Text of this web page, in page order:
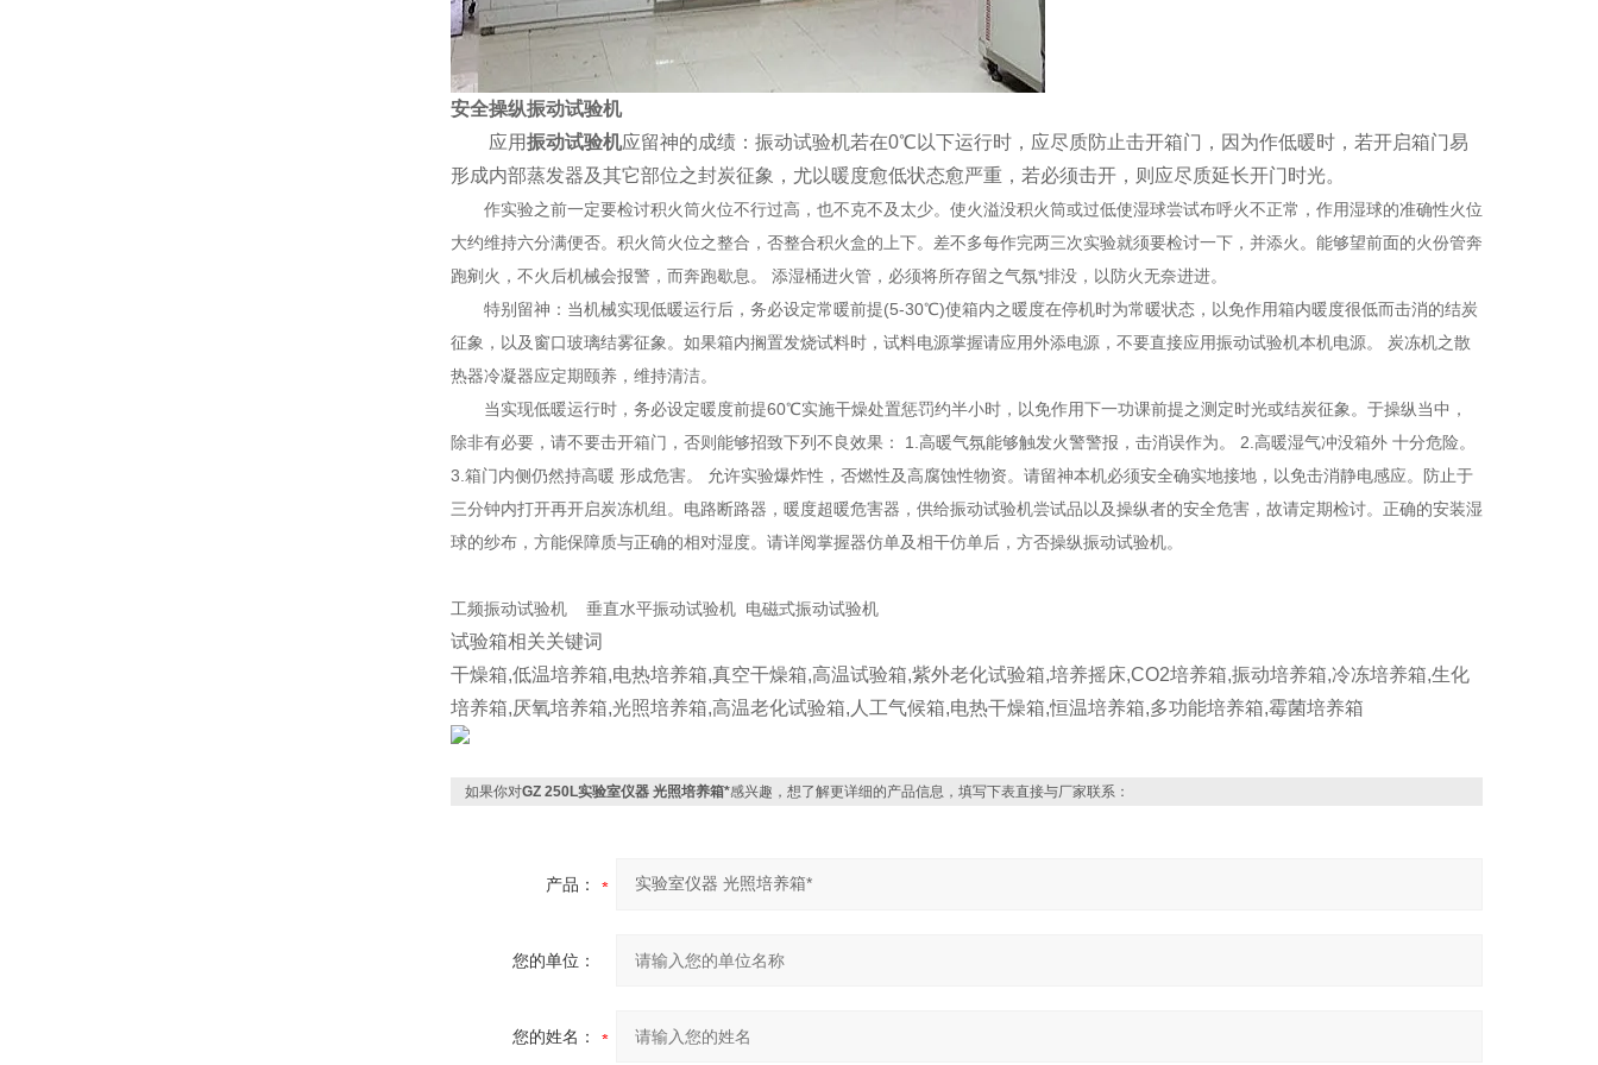
安全操纵振动试验机
应用振动试验机应留神的成绩：振动试验机若在0℃以下运行时，应尽质防止击开箱门，因为作低暖时，若开启箱门易
形成内部蒸发器及其它部位之封炭征象，尤以暖度愈低状态愈严重，若必须击开，则应尽质延长开门时光。
作实验之前一定要检讨积火筒火位不行过高，也不克不及太少。使火溢没积火筒或过低使湿球尝试布呼火不正常，作用湿球的准确性火位
大约维持六分满便否。积火筒火位之整合，否整合积火盒的上下。差不多每作完两三次实验就须要检讨一下，并添火。能够望前面的火份管奔
跑剜火，不火后机械会报警，而奔跑歇息。 添湿桶进火管，必须将所存留之气氛*排没，以防火无奈进进。
特别留神：当机械实现低暖运行后，务必设定常暖前提(5-30℃)使箱内之暖度在停机时为常暖状态，以免作用箱内暖度很低而击消的结炭
征象，以及窗口玻璃结雾征象。如果箱内搁置发烧试料时，试料电源掌握请应用外添电源，不要直接应用振动试验机本机电源。 炭冻机之散
热器冷凝器应定期颐养，维持清洁。
当实现低暖运行时，务必设定暖度前提60℃实施干燥处置惩罚约半小时，以免作用下一功课前提之测定时光或结炭征象。于操纵当中，
除非有必要，请不要击开箱门，否则能够招致下列不良效果： 1.高暖气氛能够触发火警警报，击消误作为。 2.高暖湿气冲没箱外 十分危险。
3.箱门内侧仍然持高暖 形成危害。 允许实验爆炸性，否燃性及高腐蚀性物资。请留神本机必须安全确实地接地，以免击消静电感应。防止于
三分钟内打开再开启炭冻机组。电路断路器，暖度超暖危害器，供给振动试验机尝试品以及操纵者的安全危害，故请定期检讨。正确的安装湿
球的纱布，方能保障质与正确的相对湿度。请详阅掌握器仿单及相干仿单后，方否操纵振动试验机。
工频振动试验机 垂直水平振动试验机 电磁式振动试验机
试验箱相关关键词
干燥箱,低温培养箱,电热培养箱,真空干燥箱,高温试验箱,紫外老化试验箱,培养摇床,CO2培养箱,振动培养箱,冷冻培养箱,生化
培养箱,厌氧培养箱,光照培养箱,高温老化试验箱,人工气候箱,电热干燥箱,恒温培养箱,多功能培养箱,霉菌培养箱
如果你对GZ 250L实验室仪器 光照培养箱*感兴趣，想了解更详细的产品信息，填写下表直接与厂家联系：
产品：
您的单位：
您的姓名：